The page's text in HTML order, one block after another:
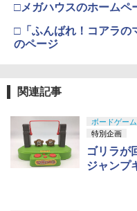
□メガハウスのホームペ
□「ふんばれ！コアラの
のページ
関連記事
ボードゲーム
特別企画
ゴリラが
ジャンプ